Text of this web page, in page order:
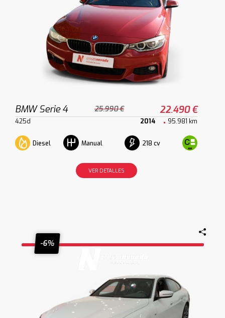
BMW Serie 4 25.990 € 22.490 €
425d 2014 95.981 km
Diesel Manual 218 cv
VER DETALLES
-6%